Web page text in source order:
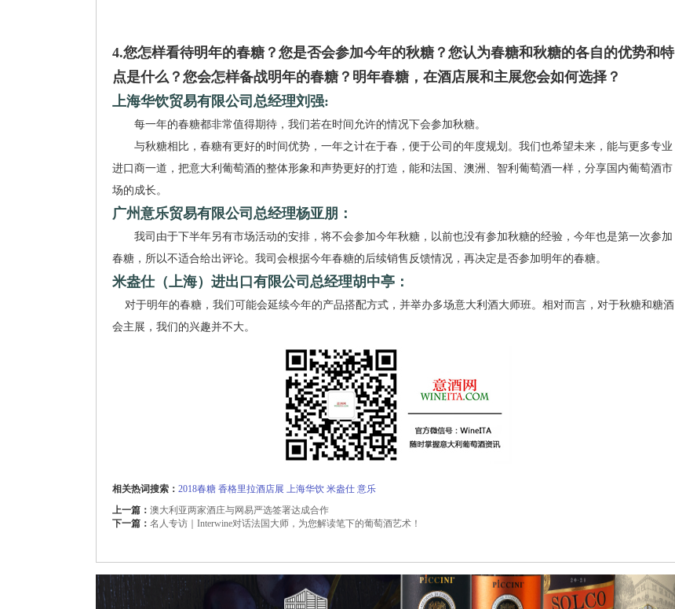
4.您怎样看待明年的春糖？您是否会参加今年的秋糖？您认为春糖和秋糖的各自的优势和特
点是什么？您会怎样备战明年的春糖？明年春糖，在酒店展和主展您会如何选择？
上海华饮贸易有限公司总经理刘强:
每一年的春糖都非常值得期待，我们若在时间允许的情况下会参加秋糖。
与秋糖相比，春糖有更好的时间优势，一年之计在于春，便于公司的年度规划。我们也希望未来，能与更多专业
进口商一道，把意大利葡萄酒的整体形象和声势更好的打造，能和法国、澳洲、智利葡萄酒一样，分享国内葡萄酒市
场的成长。
广州意乐贸易有限公司总经理杨亚朋：
我司由于下半年另有市场活动的安排，将不会参加今年秋糖，以前也没有参加秋糖的经验，今年也是第一次参加
春糖，所以不适合给出评论。我司会根据今年春糖的后续销售反馈情况，再决定是否参加明年的春糖。
米盎仕（上海）进出口有限公司总经理胡中亭：
对于明年的春糖，我们可能会延续今年的产品搭配方式，并举办多场意大利酒大师班。相对而言，对于秋糖和糖酒
会主展，我们的兴趣并不大。
相关热词搜索： 2018春糖 香格里拉酒店展 上海华饮 米盎仕 意乐
上一篇： 澳大利亚两家酒庄与网易严选签署达成合作
下一篇： 名人专访｜Interwine对话法国大师，为您解读笔下的葡萄酒艺术！